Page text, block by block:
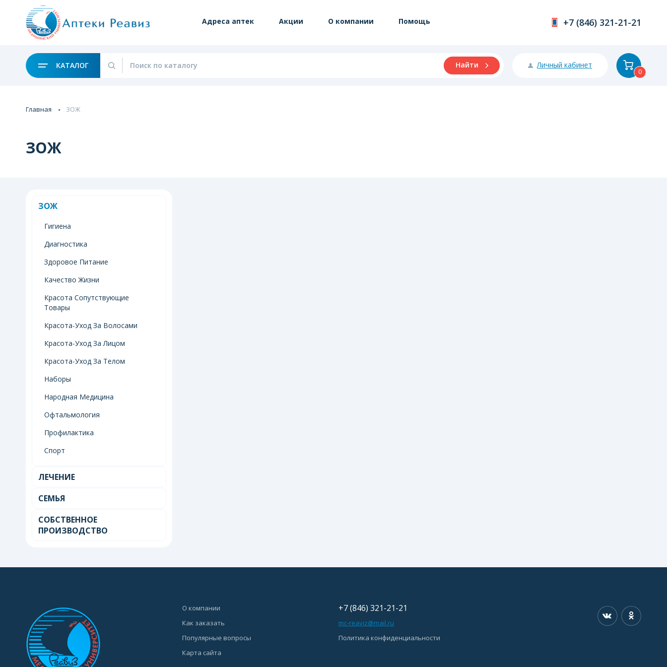
Адреса аптек Акции О компании Помощь +7 (846) 321-21-21
КАТАЛОГ Найти Личный кабинет
0
Главная ЗОЖ
ЗОЖ
ЗОЖ
Гигиена
Диагностика
Здоровое Питание
Качество Жизни
Красота Сопутствующие
Товары
Красота-Уход За Волосами
Красота-Уход За Лицом
Красота-Уход За Телом
Наборы
Народная Медицина
Офтальмология
Профилактика
Спорт
ЛЕЧЕНИЕ
СЕМЬЯ
СОБСТВЕННОЕ
ПРОИЗВОДСТВО
О компании
Как заказать
Популярные вопросы
Карта сайта
+7 (846) 321-21-21
mc-reaviz@mail.ru
Политика конфиденциальности